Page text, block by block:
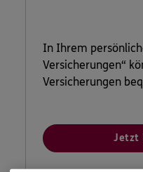
In Ihrem
Versicherungen“
Versicherungen
Jetzt